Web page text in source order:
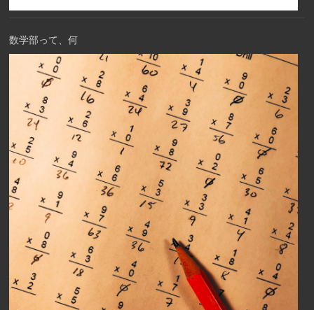
数学部って、何